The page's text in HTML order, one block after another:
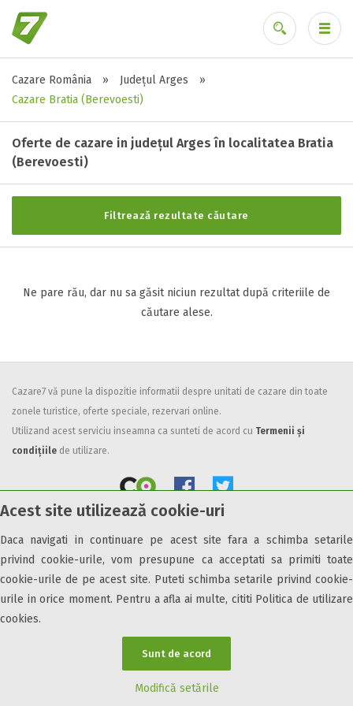
Acest site utilizează cookie-uri
Daca navigati in continuare pe acest site fara a schimba setarile
privind cookie-urile, vom presupune ca acceptati sa primiti toate
cookie-urile de pe acest site. Puteti schimba setarile privind cookie-
urile in orice moment. Pentru a afla ai multe, cititi Politica de utilizare
cookies.
Sunt de acord
Modifică setările
Cazare România » Județul Arges
»
Cazare Bratia (Berevoesti)
Oferte de cazare in județul Arges în localitatea Bratia
(Berevoesti)
Filtrează rezultate căutare
Stele / margarete
1 stea / margareta
2 stele / margarete
5 stele / margarete
Selecteaza pretul
Internet wireless
Parcare
Plata cu cardul
All inclusive
Pensiune completa
Demipensiune
Mic dejun
Accepta animale
Accepta voucher vacanta
Acces persoane cu dizabilități
Ne pare rău, dar nu sa găsit niciun rezultat după criteriile de
căutare alese.
Cazare7 vă pune la dispozitie informatii despre unitati de cazare din toate
zonele turistice, oferte speciale, rezervari online.
Utilizand acest serviciu inseamna ca sunteti de acord cu Termenii și
condițiile de utilizare.
© 2026 Cazare7. Toate drepturile rezervate.
Obiective turistice Informații utile Parteneri Cazare7 Harta Cazare7